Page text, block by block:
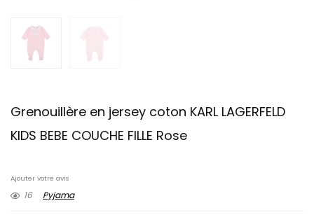
Grenouillère en jersey coton KARL LAGERFELD
KIDS BEBE COUCHE FILLE Rose
Ajouter votre avis
16 Pyjama